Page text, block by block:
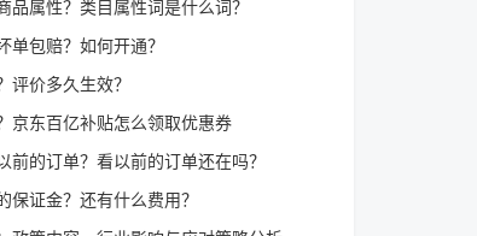
品属性？类目属性词是什么词？
单包赔？如何开通？
评价多久生效？
京东百亿补贴怎么领取优惠券
前的订单？看以前的订单还在吗？
保证金？还有什么费用？